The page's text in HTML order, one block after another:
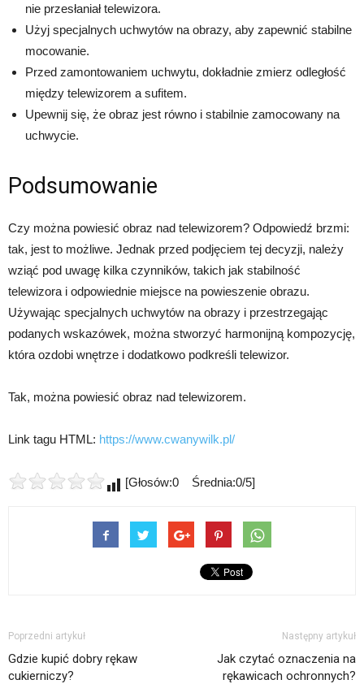
nie przesłaniał telewizora.
Użyj specjalnych uchwytów na obrazy, aby zapewnić stabilne
mocowanie.
Przed zamontowaniem uchwytu, dokładnie zmierz odległość
między telewizorem a sufitem.
Upewnij się, że obraz jest równo i stabilnie zamocowany na
uchwycie.
Podsumowanie
Czy można powiesić obraz nad telewizorem? Odpowiedź brzmi:
tak, jest to możliwe. Jednak przed podjęciem tej decyzji, należy
wziąć pod uwagę kilka czynników, takich jak stabilność
telewizora i odpowiednie miejsce na powieszenie obrazu.
Używając specjalnych uchwytów na obrazy i przestrzegając
podanych wskazówek, można stworzyć harmonijną kompozycję,
która ozdobi wnętrze i dodatkowo podkreśli telewizor.
Tak, można powiesić obraz nad telewizorem.
Link tagu HTML: https://www.cwanywilk.pl/
[Głosów:0 Średnia:0/5]
Poprzedni artykuł
Gdzie kupić dobry rękaw
cukierniczy?
Następny artykuł
Jak czytać oznaczenia na
rękawicach ochronnych?